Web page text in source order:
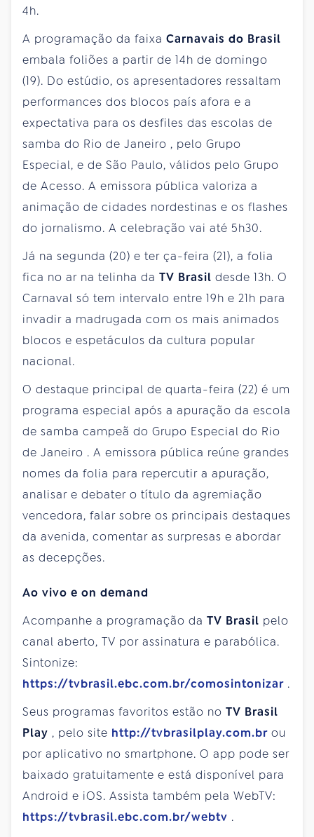
4h.
A programação da faixa Carnavais do Brasil
embala foliões a partir de 14h de domingo
(19). Do estúdio, os apresentadores ressaltam
performances dos blocos país afora e a
expectativa para os desfiles das escolas de
samba do Rio de Janeiro , pelo Grupo
Especial, e de São Paulo, válidos pelo Grupo
de Acesso. A emissora pública valoriza a
animação de cidades nordestinas e os flashes
do jornalismo. A celebração vai até 5h30.
Já na segunda (20) e ter ça-feira (21), a folia
fica no ar na telinha da TV Brasil desde 13h. O
Carnaval só tem intervalo entre 19h e 21h para
invadir a madrugada com os mais animados
blocos e espetáculos da cultura popular
nacional.
O destaque principal de quarta-feira (22) é um
programa especial após a apuração da escola
de samba campeã do Grupo Especial do Rio
de Janeiro . A emissora pública reúne grandes
nomes da folia para repercutir a apuração,
analisar e debater o título da agremiação
vencedora, falar sobre os principais destaques
da avenida, comentar as surpresas e abordar
as decepções.
Ao vivo e on demand
Acompanhe a programação da TV Brasil pelo
canal aberto, TV por assinatura e parabólica.
Sintonize:
https://tvbrasil.ebc.com.br/comosintonizar .
Seus programas favoritos estão no TV Brasil
Play , pelo site http://tvbrasilplay.com.br ou
por aplicativo no smartphone. O app pode ser
baixado gratuitamente e está disponível para
Android e iOS. Assista também pela WebTV:
https://tvbrasil.ebc.com.br/webtv .